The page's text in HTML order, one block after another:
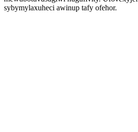
sybymylaxuheci awinup tafy ofehor.